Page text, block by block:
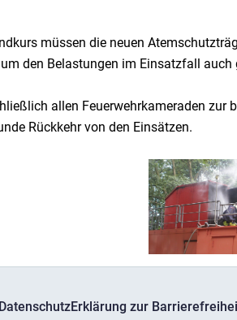
müssen die neuen
den Belastungen im Einsatzfall auch
allen Feuerwehrkameraden
Rückkehr von den Einsätzen.
DatenschutzErklärung zur